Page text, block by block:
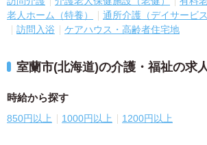
老人ホーム（特養）
通所介護（デイサービス
訪問入浴
ケアハウス・高齢者住宅地
室蘭市(北海道)の介護・福祉の求
時給から探す
850円以上 1000円以上 1200円以上